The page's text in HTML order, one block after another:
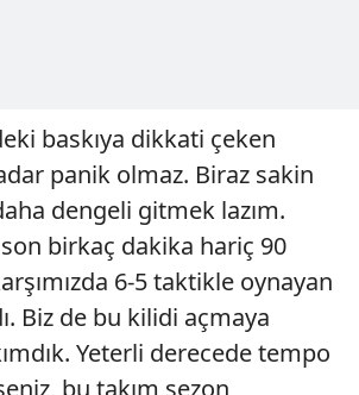
baskıya dikkati çeken
panik olmaz. Biraz sakin
dengeli gitmek lazım.
birkaç dakika hariç 90
6-5 taktikle oynayan
Biz de bu kilidi açmaya
Yeterli derecede tempo
bu takım sezon